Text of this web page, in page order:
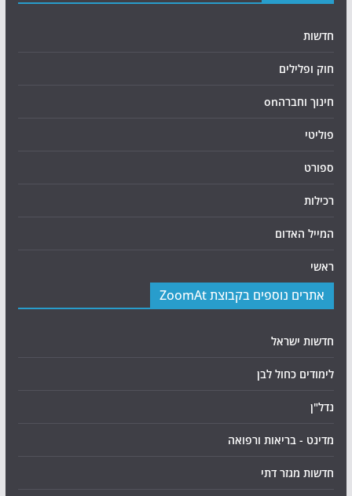
חדשות
חוק ופלילים
חינוך וחברהon
פוליטי
ספורט
רכילות
המייל האדום
ראשי
אתרים נוספים בקבוצת ZoomAt
חדשות ישראל
לימודים כחול לבן
נדל"ן
מדינט - בריאות ורפואה
חדשות מגזר דתי